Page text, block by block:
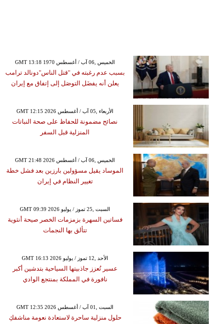
GMT 13:18 1970 الخميس ,06 آب / أغسطس
بسبب عدم رغبته في "قتل الناس"دونالد ترامب
يعلن أنه يفضَل التوصَل إلى إتفاق مع إيران
GMT 12:15 2026 الأربعاء ,05 آب / أغسطس
نصائح مضمونة للحفاظ على صحة النباتات
المنزلية قبل السفر
GMT 21:48 2026 الخميس ,06 آب / أغسطس
الموساد يقيل مسؤولين بارزين بعد فشل خطة
تغيير النظام في إيران
GMT 09:39 2026 السبت ,25 تموز / يوليو
فساتين السهرة بزمزمات الخصر صيحة أنثوية
تتألق بها النجمات
GMT 16:13 2026 الأحد ,12 تموز / يوليو
عسير تُعزز جاذبيتها السياحية بتدشين أكبر
نافورة في المملكة بمنتجع الوادي
GMT 12:35 2026 السبت ,01 آب / أغسطس
حلول منزلية ساحرة لاستعادة نعومة مناشفكِ